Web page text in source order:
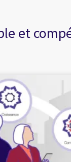
et